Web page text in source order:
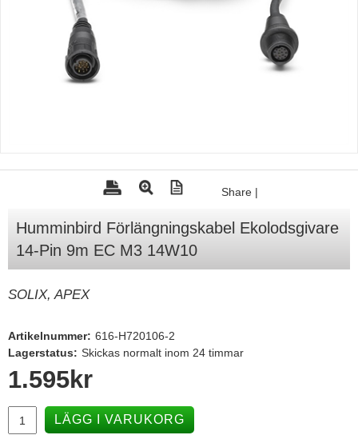
Tohatsu - Utombordare
Minn Kota - elmotorer
Mercury Servicedelar
Lowrance
Simrad
Båttillbehör
Hummertina
Victron - Batteriladdare
Share |
Humminbird Förlängningskabel Ekolodsgivare
14-Pin 9m EC M3 14W10
SOLIX, APEX
Artikelnummer: 616-H720106-2
Lagerstatus: Skickas normalt inom 24 timmar
1.595kr
LÄGG I VARUKORG